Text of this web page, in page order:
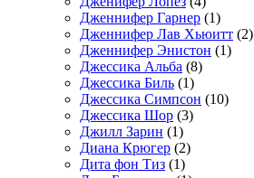
Дженнифер Гарнер (1)
Дженнифер Лав Хьюитт (2)
Дженнифер Энистон (1)
Джессика Альба (8)
Джессика Биль (1)
Джессика Симпсон (10)
Джессика Шор (3)
Джилл Зарин (1)
Диана Крюгер (2)
Дита фон Тиз (1)